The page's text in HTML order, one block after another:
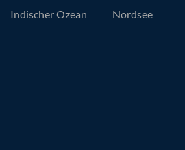
Indischer Ozean
Nordsee